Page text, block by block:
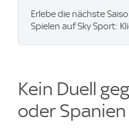
Erlebe die nächste
Spielen auf Sky Sport:
Kein Duell
oder Spanien